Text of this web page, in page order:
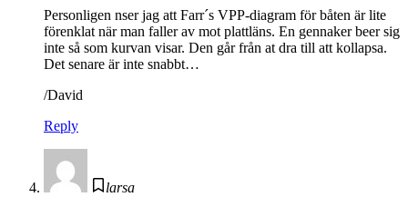
Personligen nser jag att Farr´s VPP-diagram för båten är lite
förenklat när man faller av mot plattläns. En gennaker beer sig
inte så som kurvan visar. Den går från at dra till att kollapsa.
Det senare är inte snabbt…
/David
Reply
larsa